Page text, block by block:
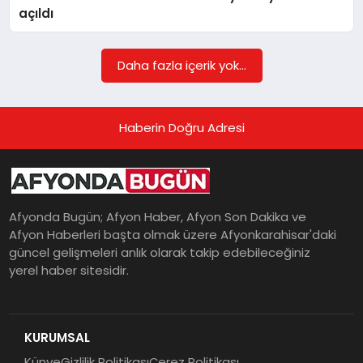
SIYASET
SPOR
açıldı
Daha fazla içerik yok...
Haberin Doğru Adresi
Afyonda Bugün; Afyon Haber, Afyon Son Dakika ve
Afyon Haberleri başta olmak üzere Afyonkarahisar'daki
güncel gelişmeleri anlık olarak takip edebileceğiniz
yerel haber sitesidir.
KURUMSAL